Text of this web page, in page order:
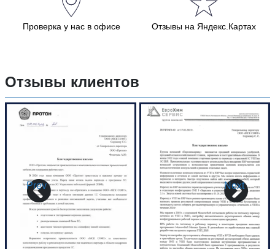
Проверка у нас в офисе Отзывы на Яндекс.Картах
Отзывы клиентов
Prev Next